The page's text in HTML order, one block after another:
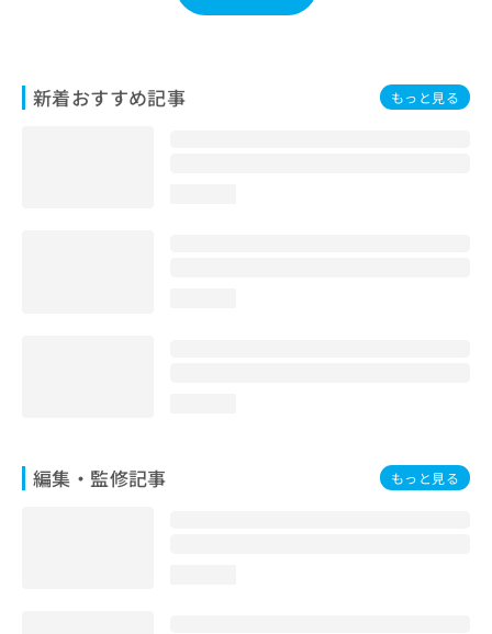
新着おすすめ記事 もっと見る
編集・監修記事 もっと見る
わ